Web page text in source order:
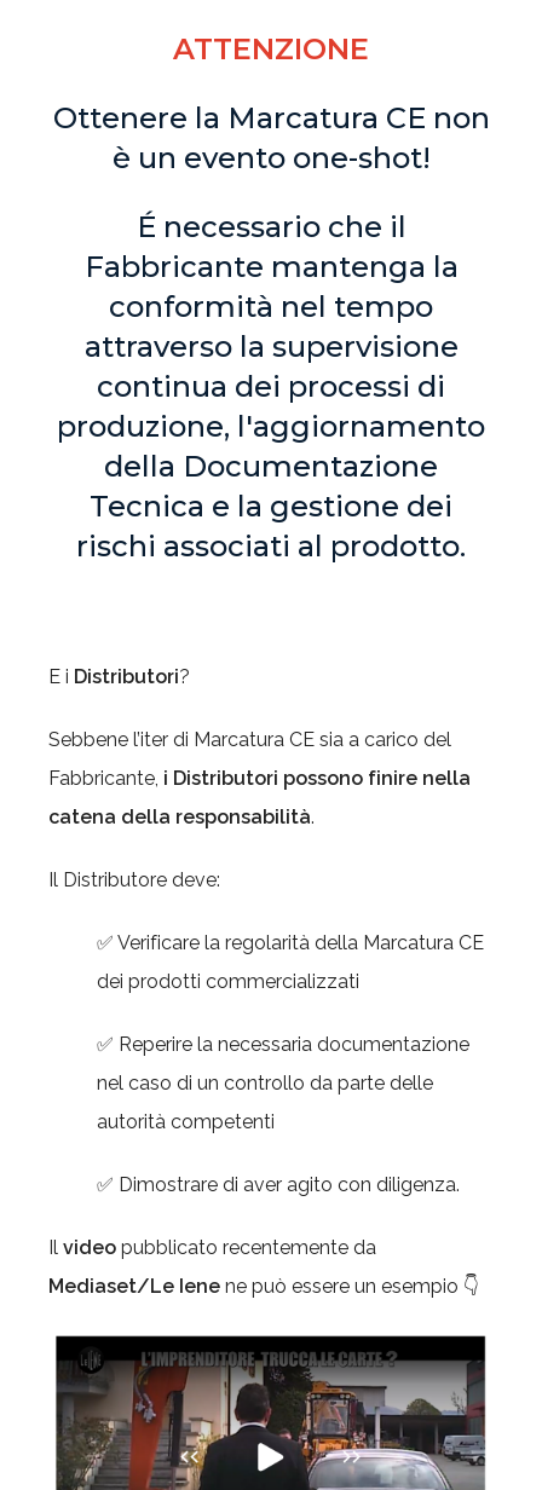
ATTENZIONE
Ottenere la Marcatura CE non
è un evento one-shot!
É necessario che il
Fabbricante mantenga la
conformità nel tempo
attraverso la supervisione
continua dei processi di
produzione, l'aggiornamento
della Documentazione
Tecnica e la gestione dei
rischi associati al prodotto.
E i Distributori?
Sebbene l’iter di Marcatura CE sia a carico del
Fabbricante, i Distributori possono finire nella
catena della responsabilità.
Il Distributore deve:
✅ Verificare la regolarità della Marcatura CE
dei prodotti commercializzati
✅ Reperire la necessaria documentazione
nel caso di un controllo da parte delle
autorità competenti
✅ Dimostrare di aver agito con diligenza.
Il video pubblicato recentemente da
Mediaset/Le Iene ne può essere un esempio 👇